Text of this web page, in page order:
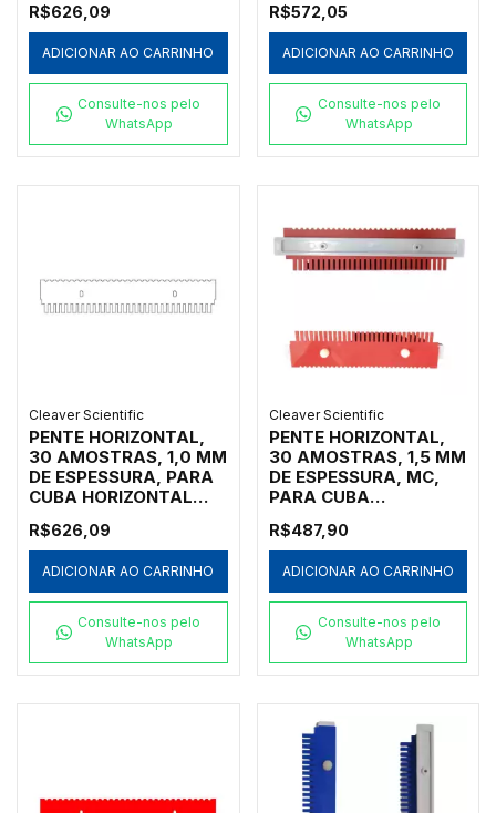
CLEAVER SCIENTIFIC
MODELOS MSMAXI10,
MSMAXI15,
MSMAXI20, MSMAXI25
E MSMAXIDUO -
CÓDIGO MS20-30-
R$626,09
ADICIONAR AO CARRINHO
Consulte-nos pelo
WhatsApp
CLEAVER SCIENTIFIC
MODELOS MSCHOICE7,
MSCHOICE10,
MSCHOICE15,
MSCHOICETRIO,
MSCHOICETRIO15,
MSCHOICEST20 E
MSCHOICEST25 -
R$572,05
ADICIONAR AO CARRINHO
Consulte-nos pelo
WhatsApp
Cleaver Scientific
PENTE HORIZONTAL,
30 AMOSTRAS, 1,0 MM
DE ESPESSURA, PARA
CUBA HORIZONTAL
SCIENTIFIC MODELOS
MSMAXI10, MSMAXI15,
MSMAXI20, MSMAXI25
E MSMAXIDUO -
CÓDIGO MS20-30-1
R$626,09
ADICIONAR AO CARRINHO
Consulte-nos pelo
WhatsApp
Cleaver Scientific
PENTE HORIZONTAL,
30 AMOSTRAS, 1,5 MM
DE ESPESSURA, MC,
PARA CUBA
CLEAVER SCIENTIFIC
MODELOS MSCHOICE7,
MSCHOICE10,
MSCHOICE15,
MSCHOICETRIO,
MSCHOICETRIO15,
MSCHOICEST20 E
MSCHOICEST25 -
R$487,90
ADICIONAR AO CARRINHO
Consulte-nos pelo
WhatsApp